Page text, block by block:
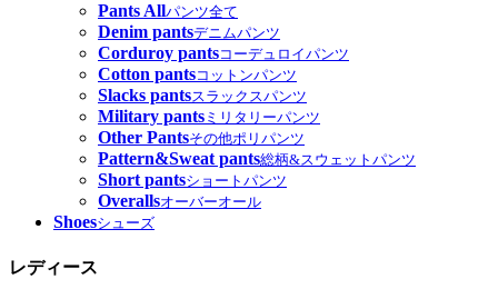
Pants Allパンツ全て
Denim pantsデニムパンツ
Corduroy pantsコーデュロイパンツ
Cotton pantsコットンパンツ
Slacks pantsスラックスパンツ
Military pants ミリタリーパンツ
Other Pantsその他ポリパンツ
Pattern&Sweat pants総柄&スウェットパンツ
Short pantsショートパンツ
Overallsオーバーオール
Shoesシューズ
レディース